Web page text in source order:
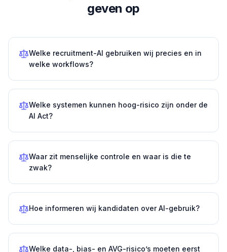
geven op
Welke recruitment-AI gebruiken wij precies en in
welke workflows?
Welke systemen kunnen hoog-risico zijn onder de
AI Act?
Waar zit menselijke controle en waar is die te
zwak?
Hoe informeren wij kandidaten over AI-gebruik?
Welke data-, bias- en AVG-risico’s moeten eerst